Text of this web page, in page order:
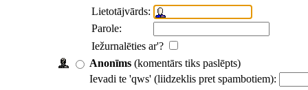
Lietotājvārds:
Parole:
Iežurnalēties ar'?
Anonīms (komentārs tiks paslēpts)
Ievadi te 'qws' (liidzeklis pret spambotiem):